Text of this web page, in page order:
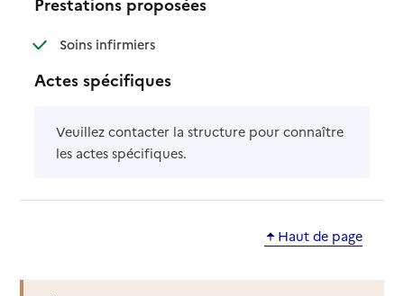
Soins infirmiers: disponible
: non disponible
Actes spécifiques
Veuillez contacter la structure pour connaître
les actes spécifiques.
Haut de page